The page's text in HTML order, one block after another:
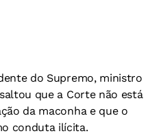
do Supremo, ministro
que a Corte não está
da maconha e que o
conduta ilícita.